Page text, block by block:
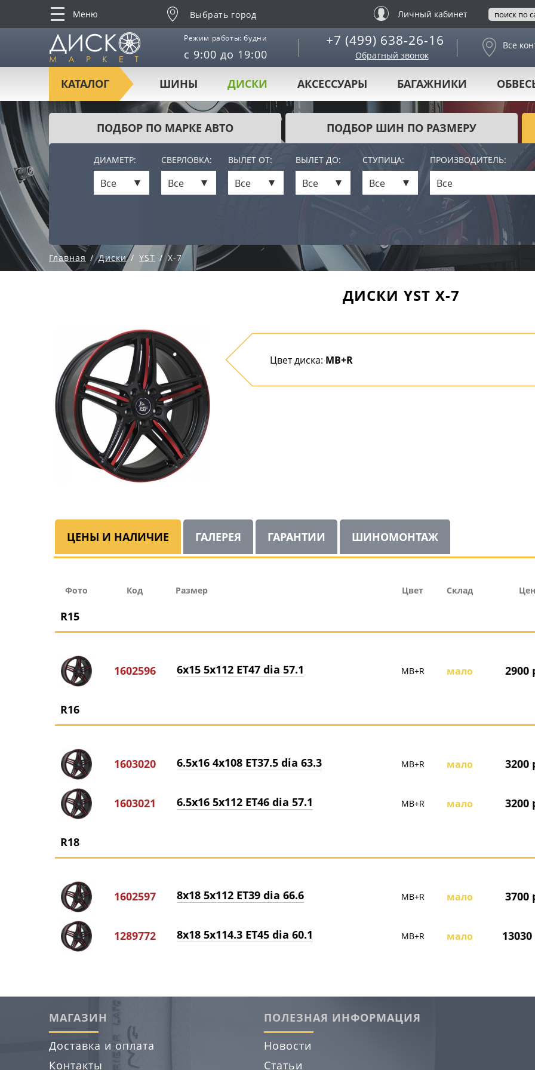
Меню Выбрать город Личный кабинет
Режим работы: будни
с 9:00 до 19:00
+7 (499) 638-26-16
Обратный звонок
Все
КАТАЛОГ ШИНЫ ДИСКИ АКСЕССУАРЫ БАГАЖНИКИ
ПОДБОР ПО МАРКЕ АВТО ПОДБОР ШИН ПО РАЗМЕРУ
ДИАМЕТР: СВЕРЛОВКА: ВЫЛЕТ ОТ: ВЫЛЕТ ДО: СТУПИЦА: ПРОИЗВОДИТЕЛЬ:
Все Все Все Все Все Все
Главная Диски YST X-7
ДИСКИ YST X-7
Цвет диска: MB+R
ЦЕНЫ И НАЛИЧИЕ ГАЛЕРЕЯ ГАРАНТИИ ШИНОМОНТАЖ
Фото Код Размер Цвет Склад
R15
1602596 6x15 5x112 ET47 dia 57.1 MB+R мало 2900
R16
1603020 6.5x16 4x108 ET37.5 dia 63.3 MB+R мало 3200
1603021 6.5x16 5x112 ET46 dia 57.1 MB+R мало 3200
R18
1602597 8x18 5x112 ET39 dia 66.6 MB+R мало 3700
1289772 8x18 5x114.3 ET45 dia 60.1 MB+R мало
МАГАЗИН
Доставка и оплата
Контакты
ПОЛЕЗНАЯ ИНФОРМАЦИЯ
Новости
Статьи